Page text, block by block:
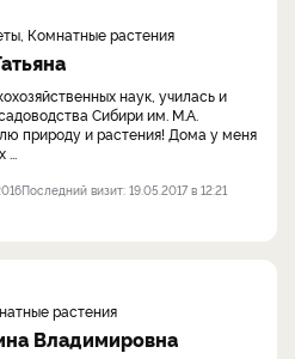
Комнатные растения
наук, училась и
Сибири им. М.А.
природу и растения! Дома у меня
Последний визит: 19.05.2017 в 12:21
растения
Владимировна